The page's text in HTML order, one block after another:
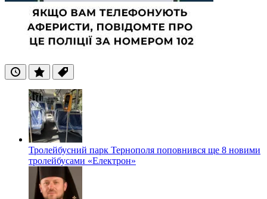
ОстанніПопулярні
Теги
Тролейбусний парк Тернополя поповнився ще 8 новими
тролейбусами «Електрон»